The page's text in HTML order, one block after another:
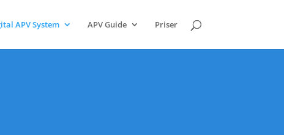
APV System APV Guide Priser